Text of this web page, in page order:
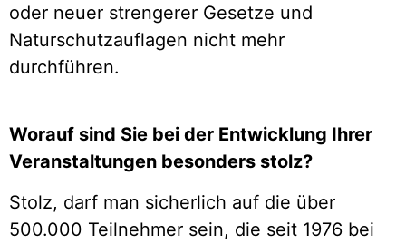
oder neuer strengerer Gesetze und
Naturschutzauflagen nicht mehr
durchführen.
Worauf sind Sie bei der Entwicklung Ihrer
Veranstaltungen besonders stolz?
Stolz, darf man sicherlich auf die über
500.000 Teilnehmer sein, die seit 1976 bei